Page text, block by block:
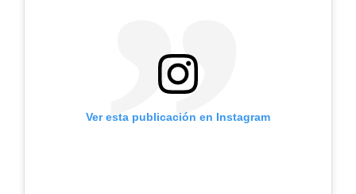
Ver esta publicación en Instagram